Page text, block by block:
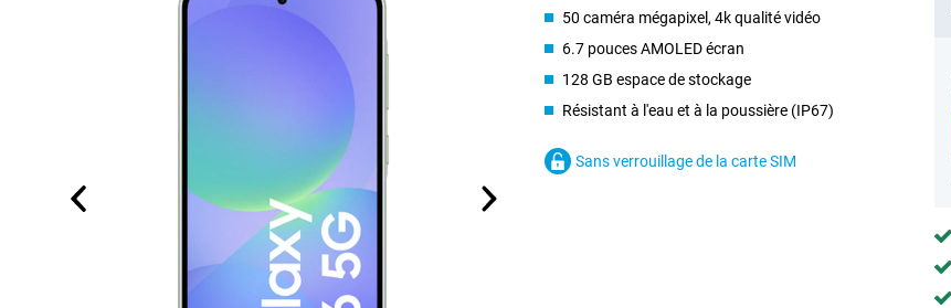
50 caméra mégapixel, 4k qualité vidéo
6.7 pouces AMOLED écran
128 GB espace de stockage
Résistant à l'eau et à la poussière (IP67)
Sans verrouillage de la carte SIM